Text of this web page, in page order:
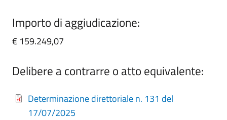
Importo di aggiudicazione:
€ 159.249,07
Delibere a contrarre o atto equivalente:
Determinazione direttoriale n. 131 del
17/07/2025